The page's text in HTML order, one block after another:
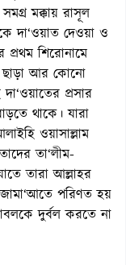
মক্কায় রাসূল
দা‘ওয়াত দেওয়া ও
শিরোনামে
ছাড়া আর কোনো
প্রসার
থাকে। যারা
ওয়াসাল্লাম
তা‘লীম-
তারা আল্লাহর
পরিণত হয়
দুর্বল করতে না